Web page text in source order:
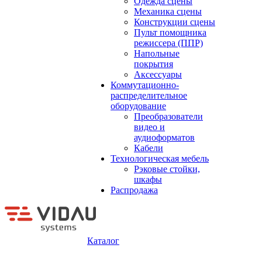
Механика сцены
Конструкции сцены
Пульт помощника
режиссера (ППР)
Напольные
покрытия
Аксессуары
Коммутационно-
распределительное
оборудование
Преобразователи
видео и
аудиоформатов
Кабели
Технологическая мебель
Рэковые стойки,
шкафы
Распродажа
Каталог